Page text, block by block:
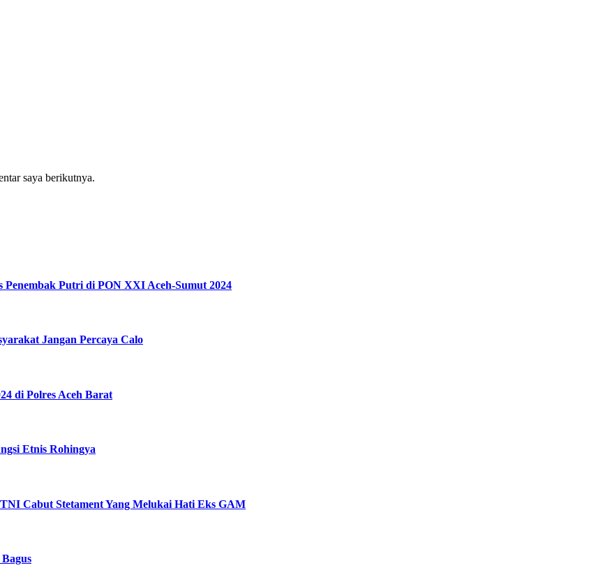
saya berikutnya.
Penembak Putri di PON XXI Aceh-Sumut 2024
Jangan Percaya Calo
di Polres Aceh Barat
Etnis Rohingya
Cabut Stetament Yang Melukai Hati Eks GAM